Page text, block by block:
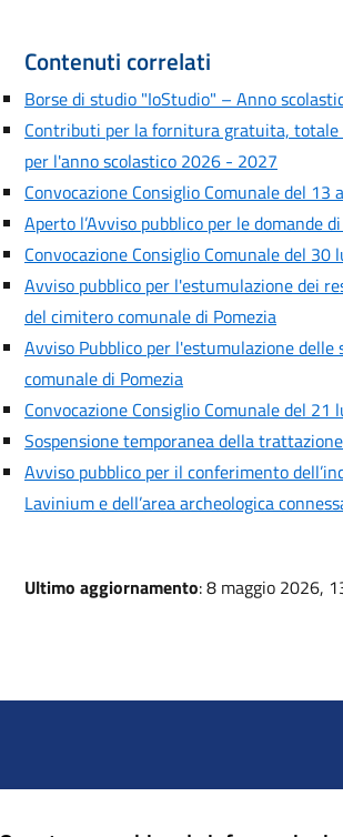
Contenuti correlati
Borse di studio "IoStudio" – Anno
Contributi per la fornitura gratuita, totale
per l'anno scolastico 2026 - 2027
Convocazione Consiglio Comunale del 13
Aperto l’Avviso pubblico per le domande
Convocazione Consiglio Comunale del 30
Avviso pubblico per l'estumulazione dei
del cimitero comunale di Pomezia
Avviso Pubblico per l'estumulazione
comunale di Pomezia
Convocazione Consiglio Comunale del 21
Sospensione temporanea della
Avviso pubblico per il conferimento
Lavinium e dell’area archeologica
Ultimo aggiornamento: 8 maggio 2026,